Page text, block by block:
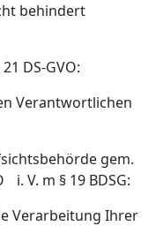
behindert
DS-GVO:
Verantwortlichen
gem.
i. V. m § 19 BDSG:
Verarbeitung Ihrer